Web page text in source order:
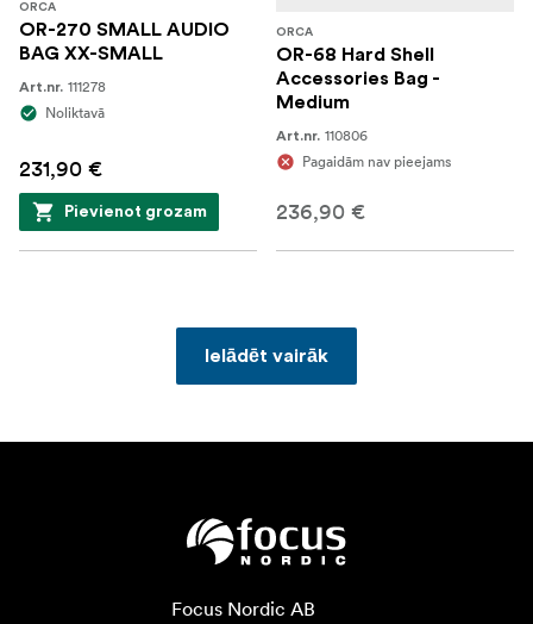
ORCA
OR-270 SMALL AUDIO
BAG XX-SMALL
Art.nr. 111278
Noliktavā
231,90 €
Pievienot grozam
ORCA
OR-68 Hard Shell
Accessories Bag -
Medium
Art.nr. 110806
Pagaidām nav pieejams
236,90 €
Ielādēt vairāk
Focus Nordic AB